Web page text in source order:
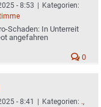
- 8:53 | Kategorien:
Schaden: In Unterreit
angefahren
0
- 8:41 | Kategorien: .,